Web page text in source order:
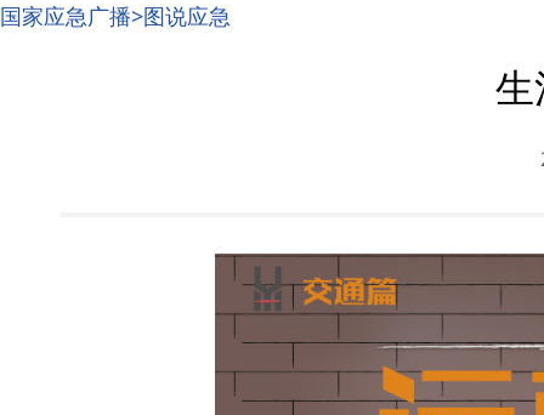
国家应急广播>图说应急